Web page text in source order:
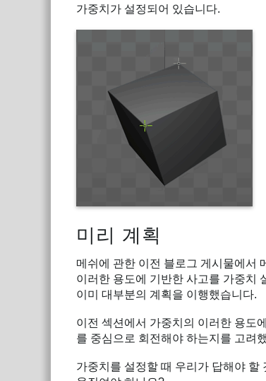
가중치가 설정되어 있습니다.
미리 계획
메쉬에 관한 이전 블로그 게시물에서
이러한 용도에 기반한 사고를 가중치
이미 대부분의 계획을 이행했습니다.
이전 섹션에서 가중치의 이러한 용도
를 중심으로 회전해야 하는지를 고려
가중치를 설정할 때 우리가 답해야 할